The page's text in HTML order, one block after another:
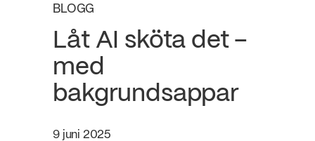
BLOGG
Låt AI sköta det –
med
bakgrundsappar
9 juni 2025